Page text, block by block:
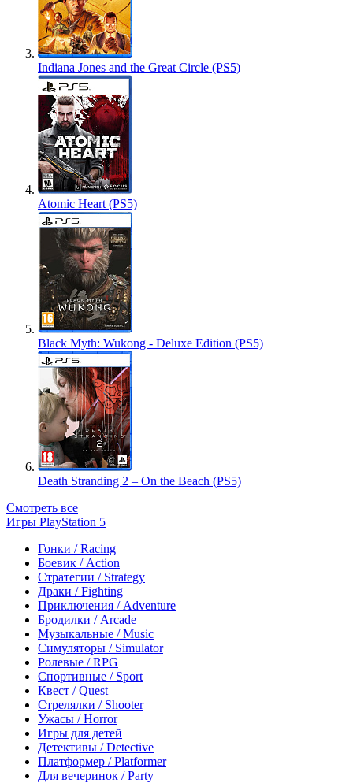
Indiana Jones and the Great Circle (PS5)
Atomic Heart (PS5)
Black Myth: Wukong - Deluxe Edition (PS5)
Death Stranding 2 – On the Beach (PS5)
Смотреть все
Игры PlayStation 5
Гонки / Racing
Боевик / Action
Стратегии / Strategy
Драки / Fighting
Приключения / Adventure
Бродилки / Arcade
Музыкальные / Music
Симуляторы / Simulator
Ролевые / RPG
Спортивные / Sport
Квест / Quest
Стрелялки / Shooter
Ужасы / Horror
Игры для детей
Детективы / Detective
Платформер / Platformer
Для вечеринок / Party